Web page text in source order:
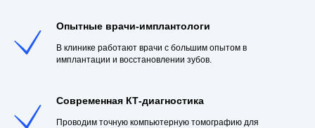
Опытные врачи-имплантологи
В клинике работают врачи с большим опытом в
имплантации и восстановлении зубов.
Современная КТ-диагностика
Проводим точную компьютерную томографию для